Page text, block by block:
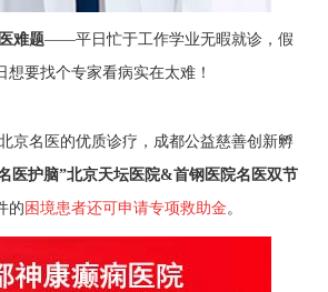
难题——平日忙于工作学业无暇就诊，假
想要找个专家看病实在太难！
京名医的优质诊疗， 成都公益慈善创新孵
医护脑”北京天坛医院&首钢医院名医双节
的困境患者还可申请专项救助金。